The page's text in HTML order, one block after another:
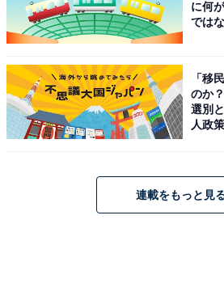
資格を持っていることにもびっく
の大学に出ていたなんて驚き」（
（40代男性／山形県）、「もっと
ているイメージだったから」（40
のコメントが寄せられました。
この記事の筆者：福島 ゆき プロフ
に何
では
「移
のか
選別
人政策
連載をもっと見